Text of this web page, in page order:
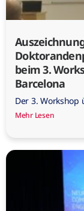
beim 3.
Barcelona
Der 3. Workshop
Mehr Lesen